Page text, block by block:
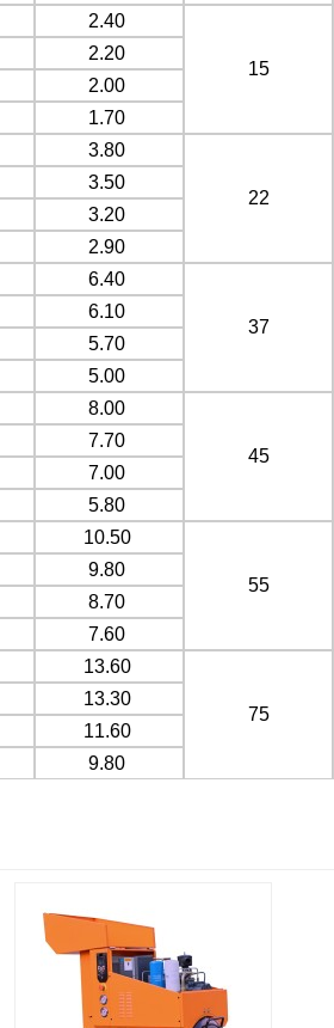
2.40
15
2.20
2.00
1.70
3.80
22
3.50
3.20
2.90
6.40
37
6.10
5.70
5.00
8.00
45
7.70
7.00
5.80
10.50
55
9.80
8.70
7.60
13.60
75
13.30
11.60
9.80